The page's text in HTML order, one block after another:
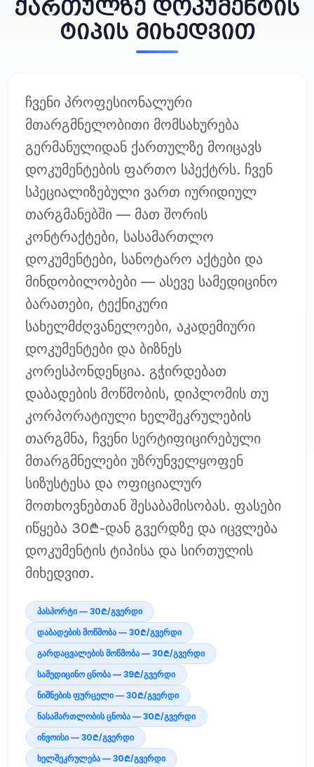
ქართულზე დოკუმენტის
ტიპის მიხედვით
ჩვენი პროფესიონალური
მთარგმნელობითი მომსახურება
გერმანულიდან ქართულზე მოიცავს
დოკუმენტების ფართო სპექტრს. ჩვენ
სპეციალიზებული ვართ იურიდიულ
თარგმანებში — მათ შორის
კონტრაქტები, სასამართლო
დოკუმენტები, სანოტარო აქტები და
მინდობილობები — ასევე სამედიცინო
ბარათები, ტექნიკური
სახელმძღვანელოები, აკადემიური
დოკუმენტები და ბიზნეს
კორესპონდენცია. გჭირდებათ
დაბადების მოწმობის, დიპლომის თუ
კორპორატიული ხელშეკრულების
თარგმნა, ჩვენი სერტიფიცირებული
მთარგმნელები უზრუნველყოფენ
სიზუსტესა და ოფიციალურ
მოთხოვნებთან შესაბამისობას. ფასები
იწყება 30₾-დან გვერდზე და იცვლება
დოკუმენტის ტიპისა და სირთულის
მიხედვით.
პასპორტი — 30₾/გვერდი
დაბადების მოწმობა — 30₾/გვერდი
გარდაცვალების მოწმობა — 30₾/გვერდი
სამედიცინო ცნობა — 39₾/გვერდი
ნიშნების ფურცელი — 30₾/გვერდი
ნასამართლობის ცნობა — 30₾/გვერდი
ინვოისი — 30₾/გვერდი
ხელშეკრულება — 30₾/გვერდი